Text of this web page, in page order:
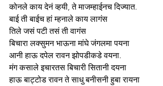
कोनले काय देनं व्हयी, ते माजम्हाईनच दिज्यात.
बाई ती बाईच हां म्हनाले काय लागंस
तिले जसं पटी तसं ती वागंस
बिचारा लक्सुमन भाऊना मांघे जंगलमा पयना
आनी हाऊ दपेल रावन झोपडीकडे वयना.
मंग कसाले इचारतस बिचारी सितानी दयना
हाऊ बाट्टोड रावन ते साधु बनीसनी हुबा रायना